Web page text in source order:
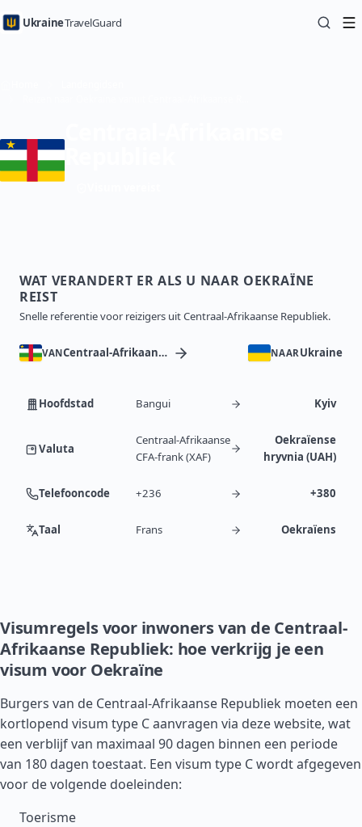
UkraineTravelGuard
WAT VERANDERT ER ALS U NAAR OEKRAÏNE
REIST
Snelle referentie voor reizigers uit Centraal-Afrikaanse Republiek.
VAN Centraal-Afrikaanse Republiek NAAR Ukraine
Hoofdstad Bangui Kyiv
Valuta
Centraal-Afrikaanse
CFA-frank (XAF)
Oekraïense
hryvnia (UAH)
Telefooncode +236 +380
Taal Frans Oekraïens
Visumregels voor inwoners van de Centraal-
Afrikaanse Republiek: hoe verkrijg je een
visum voor Oekraïne
Burgers van de Centraal-Afrikaanse Republiek moeten een
kortlopend visum type C aanvragen via deze website, wat
een verblijf van maximaal 90 dagen binnen een periode
van 180 dagen toestaat. Een visum type C wordt afgegeven
voor de volgende doeleinden:
Toerisme